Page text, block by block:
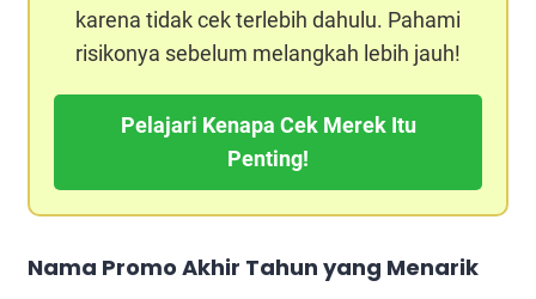
karena tidak cek terlebih dahulu. Pahami
risikonya sebelum melangkah lebih jauh!
Pelajari Kenapa Cek Merek Itu
Penting!
Nama Promo Akhir Tahun yang Menarik